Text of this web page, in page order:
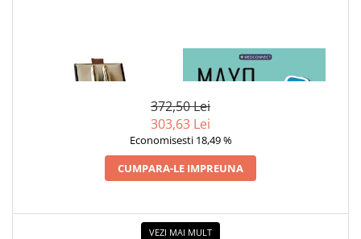
1 x SET PIX SI STILOU -
ARGINTIU
1 x MAYO CLINIC. CARTEA
ESENTIALA DESPRE DIABETUL
372,50 Lei
303,63 Lei
Economisesti 18,49 %
CUMPARA-LE IMPREUNA
VEZI MAI MULT